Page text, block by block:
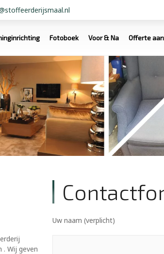
Fotoboek Voor & Na Offerte
. Wij geven
Uw naam (verplicht)